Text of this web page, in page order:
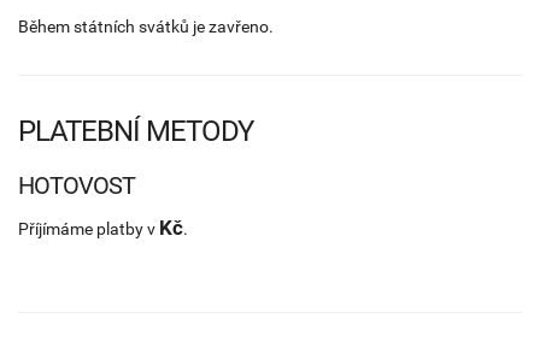
Během státních svátků je zavřeno.
PLATEBNÍ METODY
HOTOVOST
Příjímáme platby v Kč.